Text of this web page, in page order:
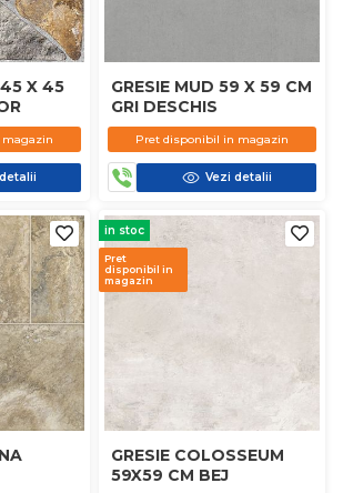
45 X 45
GRESIE MUD 59 X 59 CM
GRI DESCHIS
Pret disponibil in magazin
Vezi detalii
in stoc
Pret
disponibil in
magazin
GRESIE COLOSSEUM
59X59 CM BEJ